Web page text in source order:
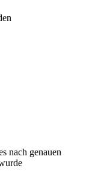
nach genauen